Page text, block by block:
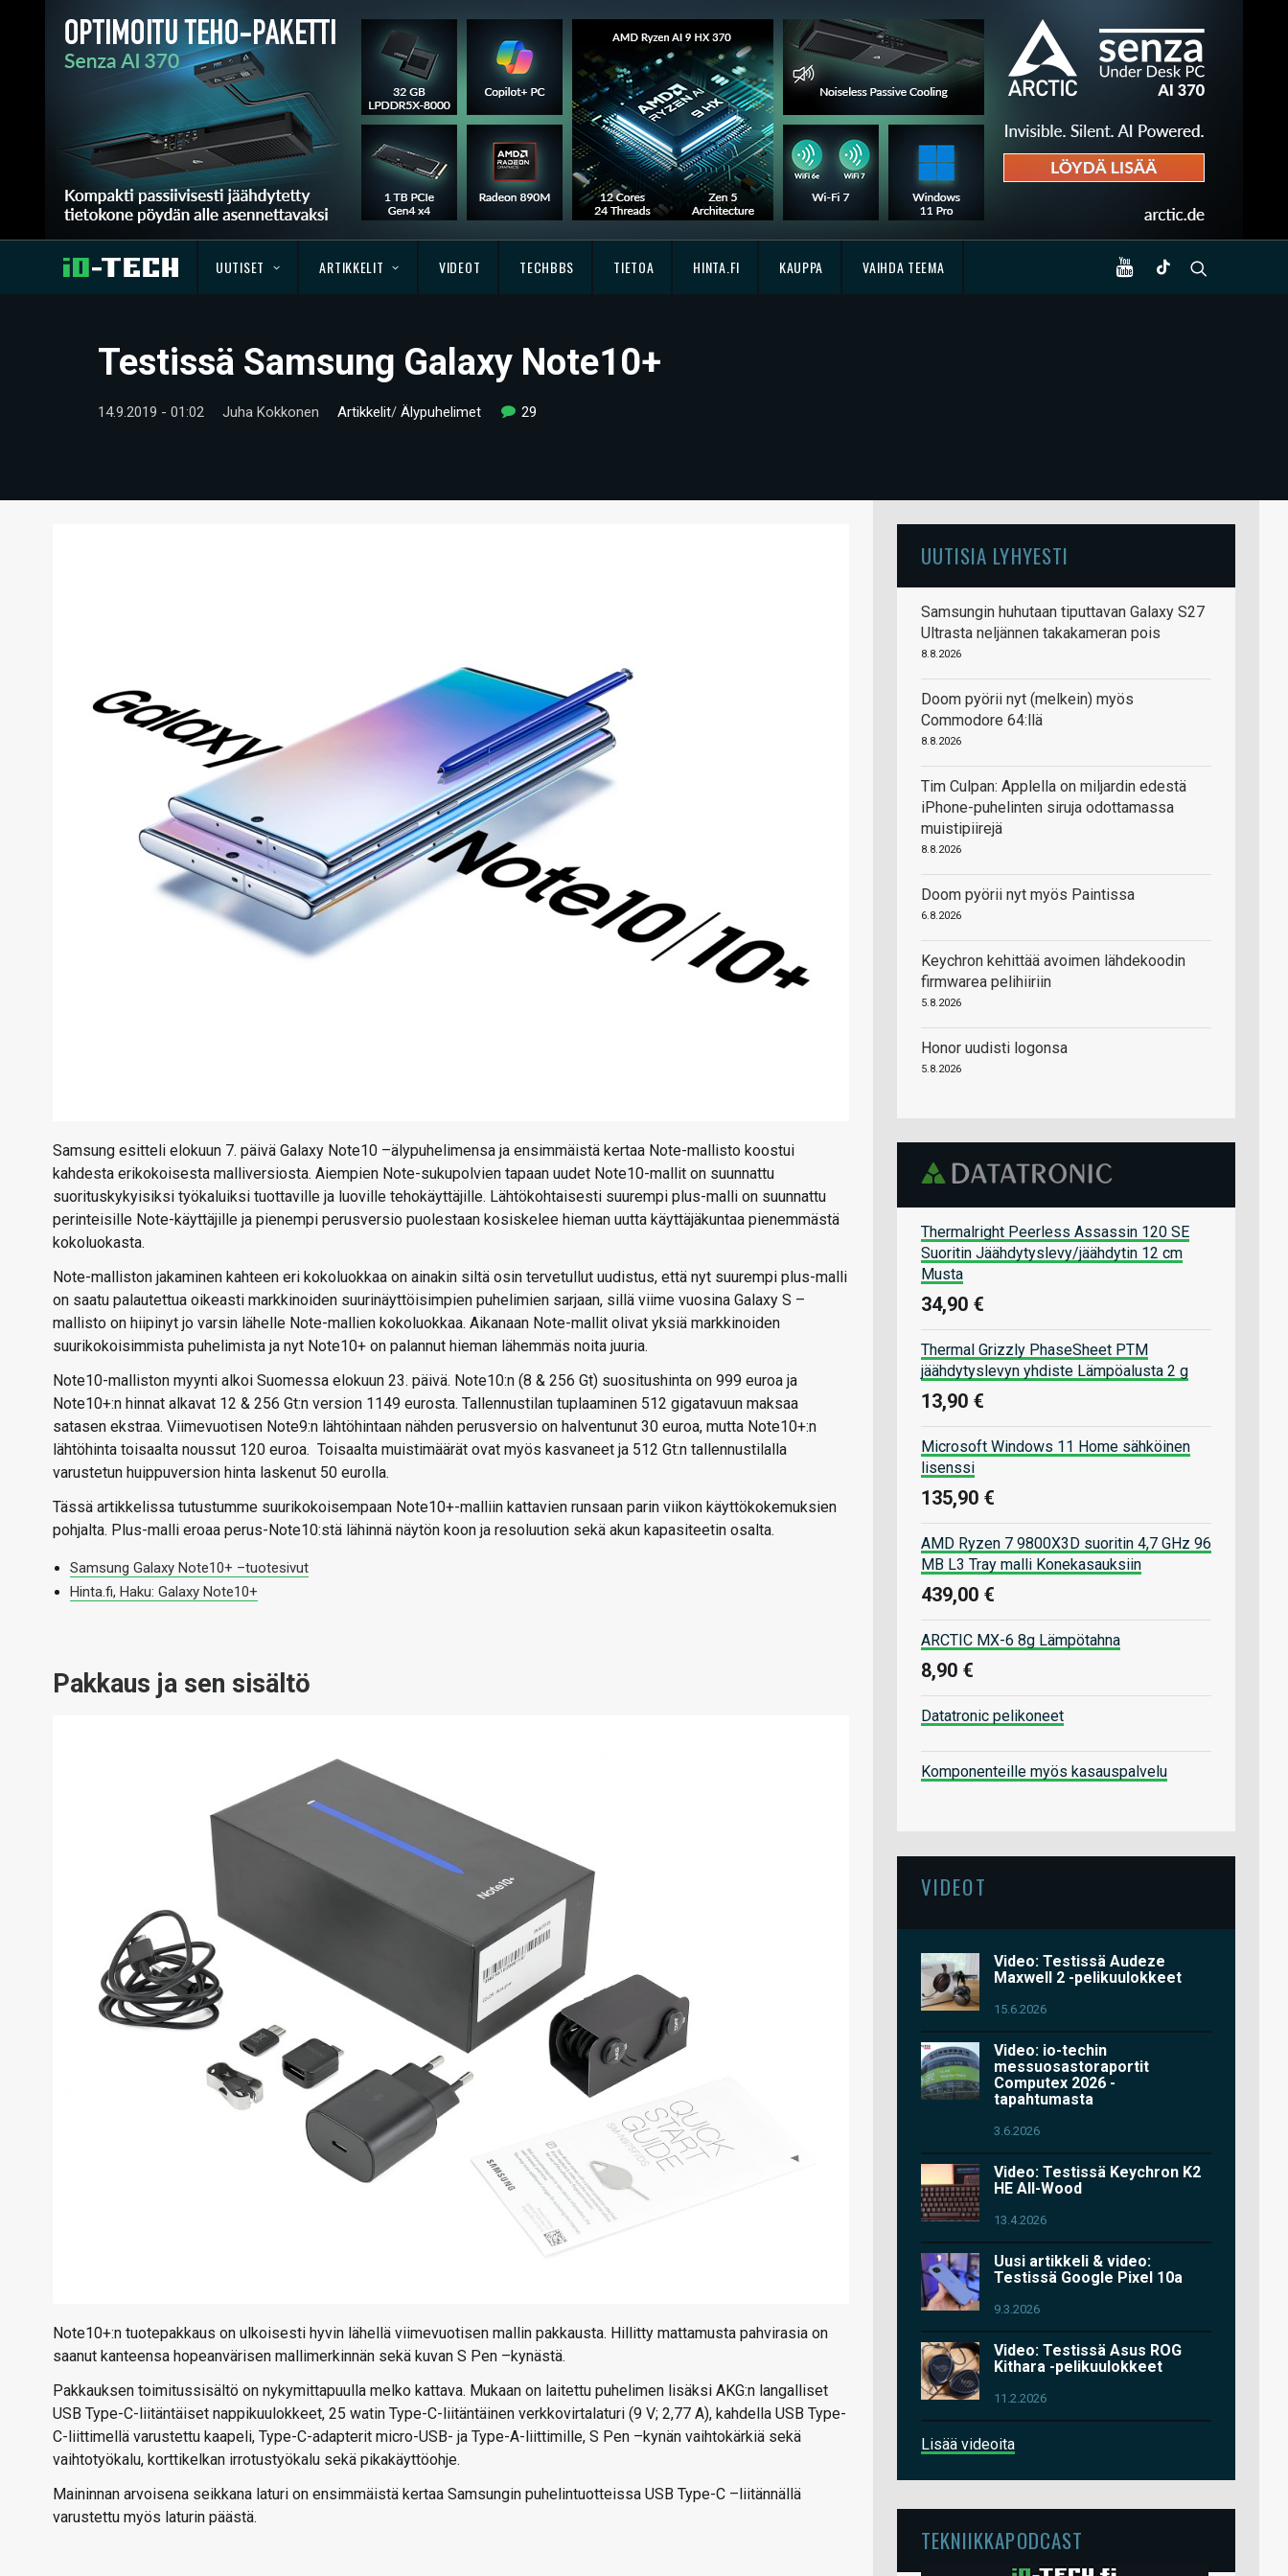
UUTISET ARTIKKELIT VIDEOT TECHBBS TIETOA HINTA.FI KAUPPA VAIHDA TEEMA
Testissä Samsung Galaxy Note10+
14.9.2019 - 01:02 Juha Kokkonen Artikkelit/ Älypuhelimet 29
Samsung esitteli elokuun 7. päivä Galaxy Note10 –älypuhelimensa ja ensimmäistä kertaa Note-mallisto koostui
kahdesta erikokoisesta malliversiosta. Aiempien Note-sukupolvien tapaan uudet Note10-mallit on suunnattu
suorituskykyisiksi työkaluiksi tuottaville ja luoville tehokäyttäjille. Lähtökohtaisesti suurempi plus-malli on suunnattu
perinteisille Note-käyttäjille ja pienempi perusversio puolestaan kosiskelee hieman uutta käyttäjäkuntaa pienemmästä
kokoluokasta.
Note-malliston jakaminen kahteen eri kokoluokkaa on ainakin siltä osin tervetullut uudistus, että nyt suurempi plus-malli
on saatu palautettua oikeasti markkinoiden suurinäyttöisimpien puhelimien sarjaan, sillä viime vuosina Galaxy S –
mallisto on hiipinyt jo varsin lähelle Note-mallien kokoluokkaa. Aikanaan Note-mallit olivat yksiä markkinoiden
suurikokoisimmista puhelimista ja nyt Note10+ on palannut hieman lähemmäs noita juuria.
Note10-malliston myynti alkoi Suomessa elokuun 23. päivä. Note10:n (8 & 256 Gt) suositushinta on 999 euroa ja
Note10+:n hinnat alkavat 12 & 256 Gt:n version 1149 eurosta. Tallennustilan tuplaaminen 512 gigatavuun maksaa
satasen ekstraa. Viimevuotisen Note9:n lähtöhintaan nähden perusversio on halventunut 30 euroa, mutta Note10+:n
lähtöhinta toisaalta noussut 120 euroa. Toisaalta muistimäärät ovat myös kasvaneet ja 512 Gt:n tallennustilalla
varustetun huippuversion hinta laskenut 50 eurolla.
Tässä artikkelissa tutustumme suurikokoisempaan Note10+-malliin kattavien runsaan parin viikon käyttökokemuksien
pohjalta. Plus-malli eroaa perus-Note10:stä lähinnä näytön koon ja resoluution sekä akun kapasiteetin osalta.
Samsung Galaxy Note10+ –tuotesivut
Hinta.fi, Haku: Galaxy Note10+
Pakkaus ja sen sisältö
Note10+:n tuotepakkaus on ulkoisesti hyvin lähellä viimevuotisen mallin pakkausta. Hillitty mattamusta pahvirasia on
saanut kanteensa hopeanvärisen mallimerkinnän sekä kuvan S Pen –kynästä.
Pakkauksen toimitussisältö on nykymittapuulla melko kattava. Mukaan on laitettu puhelimen lisäksi AKG:n langalliset
USB Type-C-liitäntäiset nappikuulokkeet, 25 watin Type-C-liitäntäinen verkkovirtalaturi (9 V; 2,77 A), kahdella USB Type-
C-liittimellä varustettu kaapeli, Type-C-adapterit micro-USB- ja Type-A-liittimille, S Pen –kynän vaihtokärkiä sekä
vaihtotyökalu, korttikelkan irrotustyökalu sekä pikakäyttöohje.
Maininnan arvoisena seikkana laturi on ensimmäistä kertaa Samsungin puhelintuotteissa USB Type-C –liitännällä
varustettu myös laturin päästä.
UUTISIA LYHYESTI
Samsungin huhutaan tiputtavan Galaxy S27
Ultrasta neljännen takakameran pois
8.8.2026
Doom pyörii nyt (melkein) myös
Commodore 64:llä
8.8.2026
Tim Culpan: Applella on miljardin edestä
iPhone-puhelinten siruja odottamassa
muistipiirejä
8.8.2026
Doom pyörii nyt myös Paintissa
6.8.2026
Keychron kehittää avoimen lähdekoodin
firmwarea pelihiiriin
5.8.2026
Honor uudisti logonsa
5.8.2026
Thermalright Peerless Assassin 120 SE
Suoritin Jäähdytyslevy/jäähdytin 12 cm
Musta
34,90 €
Thermal Grizzly PhaseSheet PTM
jäähdytyslevyn yhdiste Lämpöalusta 2 g
13,90 €
Microsoft Windows 11 Home sähköinen
lisenssi
135,90 €
AMD Ryzen 7 9800X3D suoritin 4,7 GHz 96
MB L3 Tray malli Konekasauksiin
439,00 €
ARCTIC MX-6 8g Lämpötahna
8,90 €
Datatronic pelikoneet
Komponenteille myös kasauspalvelu
VIDEOT
Video: Testissä Audeze
Maxwell 2 -pelikuulokkeet
15.6.2026
Video: io-techin
messuosastoraportit
Computex 2026 -
tapahtumasta
3.6.2026
Video: Testissä Keychron K2
HE All-Wood
13.4.2026
Uusi artikkeli & video:
Testissä Google Pixel 10a
9.3.2026
Video: Testissä Asus ROG
Kithara -pelikuulokkeet
11.2.2026
Lisää videoita
TEKNIIKKAPODCAST